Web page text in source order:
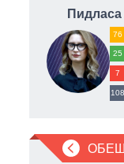
76
25
7
108